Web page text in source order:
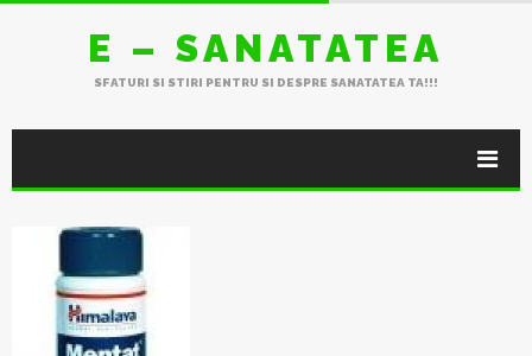
E – SANATATEA
SFATURI SI STIRI PENTRU SI DESPRE SANATATEA TA!!!